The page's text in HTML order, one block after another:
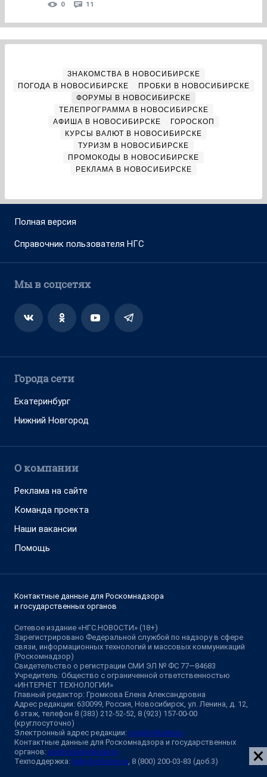
0 11
ЗНАКОМСТВА В НОВОСИБИРСКЕ
ПОГОДА В НОВОСИБИРСКЕ
ПРОБКИ В НОВОСИБИРСКЕ
ФОРУМЫ В НОВОСИБИРСКЕ
ТЕЛЕПРОГРАММА В НОВОСИБИРСКЕ
АФИША В НОВОСИБИРСКЕ
ГОРОСКОП
КУРСЫ ВАЛЮТ В НОВОСИБИРСКЕ
ТУРИЗМ В НОВОСИБИРСКЕ
ПРОМОКОДЫ В НОВОСИБИРСКЕ
РЕКЛАМА В НОВОСИБИРСКЕ
Полная версия
Справочник пользователя НГС
Мы в соцсетях
Города сети
Екатеринбург
Нижний Новгород
О компании
Реклама на сайте
Команда проекта
Наши вакансии
Помощь
Контактные данные для Роскомнадзора
и государственных органов
Сетевое издание «НГС.НОВОСТИ» (18+)
Зарегистрировано Федеральной службой по надзору в сфере
связи, информационных технологий и массовых коммуникаций
(Роскомнадзор)
Свидетельство о регистрации СМИ ЭЛ № ФС 77—84683
Учредитель: Общество с ограниченной ответственностью
«ИНТЕРНЕТ ТЕХНОЛОГИИ»
Главный редактор: Громкова Елена Александровна
Адрес редакции: 630099, Россия, Новосибирск, ул. Ленина, д. 12,
6 этаж, телефон 8 (383) 212-52-52, 8 (923) 157-00-00
(круглосуточно)
Электронный адрес редакции: ngs@shkulev.ru
Контактные данные для Роскомнадзора и государственных
органов: juristnsk@shkulev.ru
Техподдержка: help@shkulev.ru, 8 (800) 200-03-83 (доб.3)